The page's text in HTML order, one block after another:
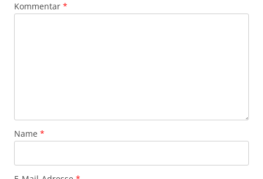
Kommentar *
Name *